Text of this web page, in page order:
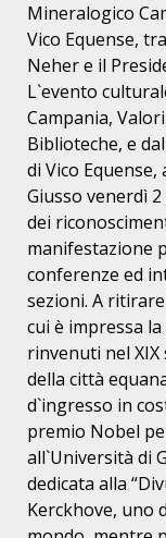
Mineralogico
Vico Equense,
Neher e il
L`evento
Campania,
Biblioteche, e
di Vico
Giusso venerdì
dei
manifestazione
conferenze ed
sezioni. A
cui è impressa
rinvenuti nel XIX
della città
d`ingresso in
premio Nobel
all`Università di
dedicata alla
Kerckhove, uno